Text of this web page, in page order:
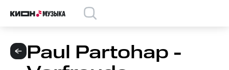
Paul Partohap -